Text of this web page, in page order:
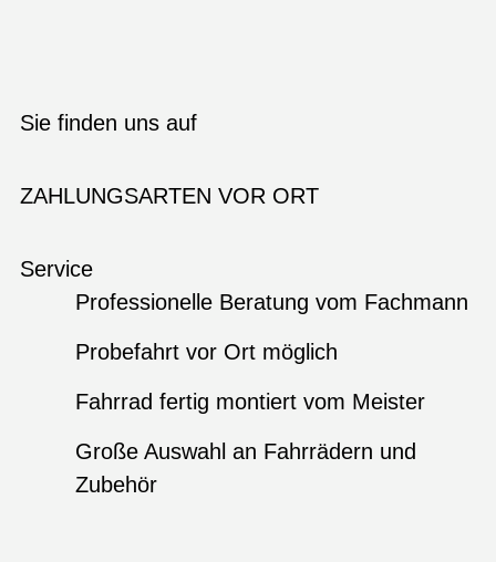
Sie finden uns auf
ZAHLUNGSARTEN VOR ORT
Service
Professionelle Beratung vom Fachmann
Probefahrt vor Ort möglich
Fahrrad fertig montiert vom Meister
Große Auswahl an Fahrrädern und
Zubehör